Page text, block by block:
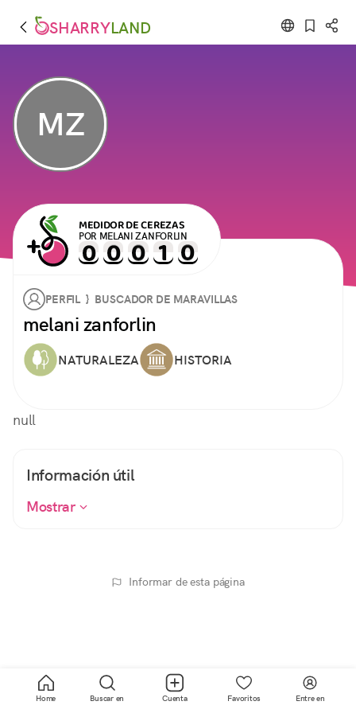
SHARRYLAND
MZ
MEDIDOR DE CEREZAS
POR MELANI ZANFORLIN
PERFIL } BUSCADOR DE MARAVILLAS
melani zanforlin
NATURALEZA HISTORIA
null
Información útil
Mostrar
Informar de esta página
Home Buscar en Cuenta Favoritos Entre en